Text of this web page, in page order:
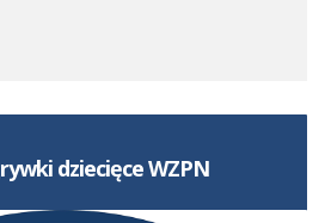
dziecięce WZPN